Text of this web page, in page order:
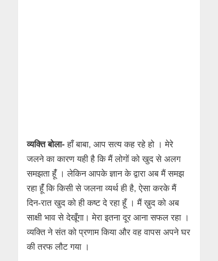
व्यक्ति बोला- हाँ बाबा, आप सत्य कह रहे हो । मेरे
जलने का कारण यही है कि मैं लोगों को खुद से अलग
समझता हूंँ । लेकिन आपके ज्ञान के द्वारा अब मैं समझ
रहा हूंँ कि किसी से जलना व्यर्थ ही है, ऐसा करके मैं
दिन-रात खुद को ही कष्ट दे रहा हूँ । मैं ख़ुद को अब
साक्षी भाव से देखूँगा। मेरा इतना दूर आना सफल रहा ।
व्यक्ति ने संत को प्रणाम किया और वह वापस अपने घर
की तरफ लौट गया ।